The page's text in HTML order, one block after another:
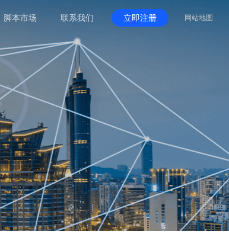
脚本市场 联系我们 立即注册 网站地图